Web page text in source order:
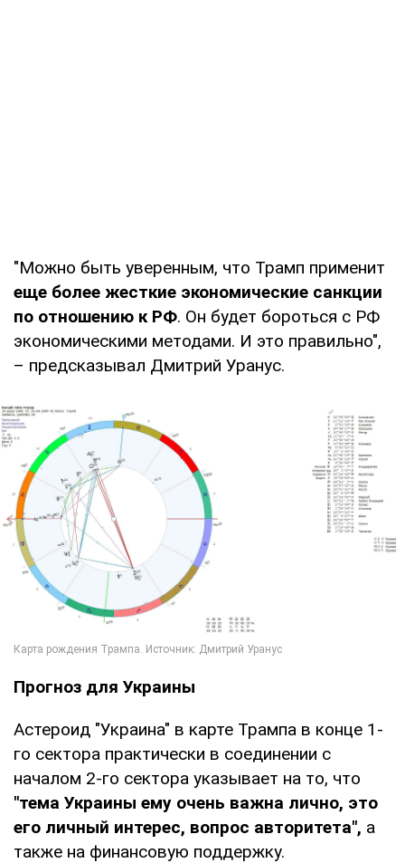
"Можно быть уверенным, что Трамп применит
еще более жесткие экономические санкции
по отношению к РФ. Он будет бороться с РФ
экономическими методами. И это правильно",
– предсказывал Дмитрий Уранус.
Прогноз для Украины
Астероид "Украина" в карте Трампа в конце 1-
го сектора практически в соединении с
началом 2-го сектора указывает на то, что
"тема Украины ему очень важна лично, это
его личный интерес, вопрос авторитета", а
также на финансовую поддержку.